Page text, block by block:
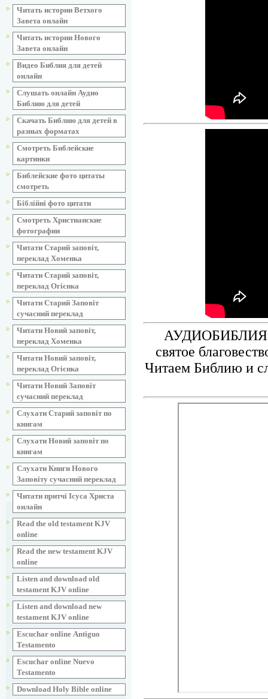
Читать истории Ветхого
Завета онлайн
Читать истории Нового
Завета онлайн
Видео Библия для детей
онлайн
Слушать онлайн Аудио
Библию для детей
Скачать Библию для детей в
разных форматах
Смотреть Библейские
картинки
Библейские фото цитаты
смотреть
Біблійні фото цитати
Смотреть Христианские
фотографии
Читати Старий заповіт,
переклад Хоменка
Читати Старий заповіт,
переклад Огієнка
Читати Старий Заповіт
сучасний переклад
Читати Новий заповіт,
переклад Хоменка
Читати Новий заповіт,
переклад Огієнка
Читати Новий Заповіт
сучасний переклад
Слухати Старий заповіт по
книгам
Слухати Новий заповіт по
книгам
Слухати Книги Нового
Заповіту сучасний переклад
Читати притчі Ісуса Христа
онлайн
Read the old testament KJV
online
Read the new testament KJV
online
Listen and download old
testament KJV online
Listen and download new
testament KJV online
Escuchar online Аntiguo
Testamento
Escuchar online Nuevo
Testamento
Download Holy Bible online
АУДИОБИБЛИЯ.
святое
Читаем Библию и